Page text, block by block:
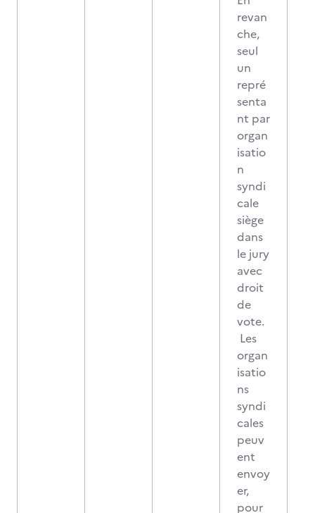
revan
che,
seul
un
repré
senta
nt par
organ
isatio
n
syndi
cale
siège
dans
le jury
avec
droit
de
vote.
Les
organ
isatio
ns
syndi
cales
peuv
ent
envoy
er,
pour